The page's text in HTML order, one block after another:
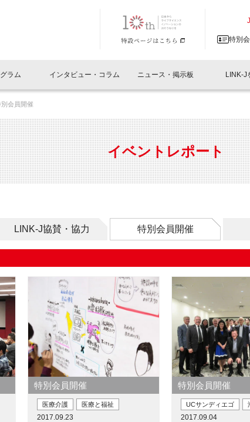
特別
閉じる
特別会員開催
出展・参加
イベントレポート一覧
LINK-J主催・共催
LINK-J協賛・協力
ラム
What's "UNIKORN"？
インタビュー・コラム
ベンチャーインタビュー
サポーターコラム
ニュース・掲示板
プレスリリース
海外関連
施設
人と情報の交流掲示板
会員プレスリリース
募集
LINK-J
Why in Nihonbashi
サポーター紹介
パンフレット
特別会員について
オフィス・ラボ
別会員開催
イベントレポート
LINK-J協賛・協力 特別会員開催
特別会員開催
医療介護 医療と福祉
2017.09.23
特別会員開催
UCサンディエゴ
2017.09.04